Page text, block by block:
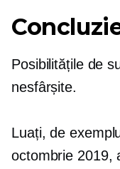
Posibilitățile de
nesfârșite.
Luați, de
octombrie 2019,